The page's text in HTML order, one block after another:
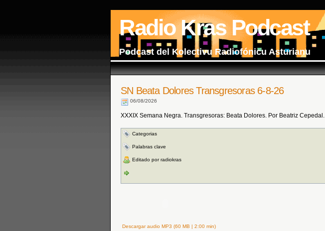
Radio Kras Podcast
Podcast del Kolectivu Radiofónicu Asturianu
SN Beata Dolores Transgresoras 6-8-26
06/08/2026
XXXIX Semana Negra. Transgresoras: Beata Dolores. Por Beatriz Cepedal.
Categorias
Palabras clave
Editado por radiokras
Descargar audio MP3 (60 MB | 2:00 min)